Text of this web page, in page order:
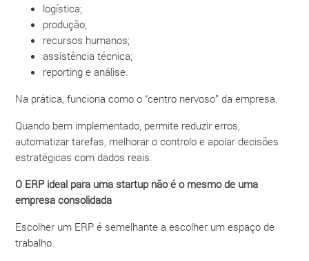
logística;
produção;
recursos humanos;
assistência técnica;
reporting e análise.
Na prática, funciona como o “centro nervoso” da empresa.
Quando bem implementado, permite reduzir erros,
automatizar tarefas, melhorar o controlo e apoiar decisões
estratégicas com dados reais.
O ERP ideal para uma startup não é o mesmo de uma
empresa consolidada
Escolher um ERP é semelhante a escolher um espaço de
trabalho.